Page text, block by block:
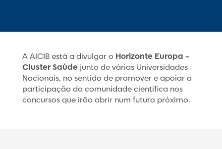
A AICIB está a divulgar o Horizonte Europa –
Cluster Saúdejunto de várias Universidades
Nacionais, no sentido de promover e apoiar a
participação da comunidade científica nos
concursos que irão abrir num futuro próximo.